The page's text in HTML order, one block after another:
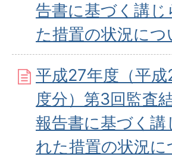
告書に基づく講じ
た措置の状況につ
平成27年度（平
度分）第3回監査
報告書に基づく講
れた措置の状況に